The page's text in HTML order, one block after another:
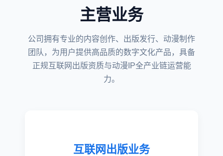
主营业务
公司拥有专业的内容创作、出版发行、动漫制作
团队，为用户提供高品质的数字文化产品，具备
正规互联网出版资质与动漫IP全产业链运营能
力。
互联网出版业务